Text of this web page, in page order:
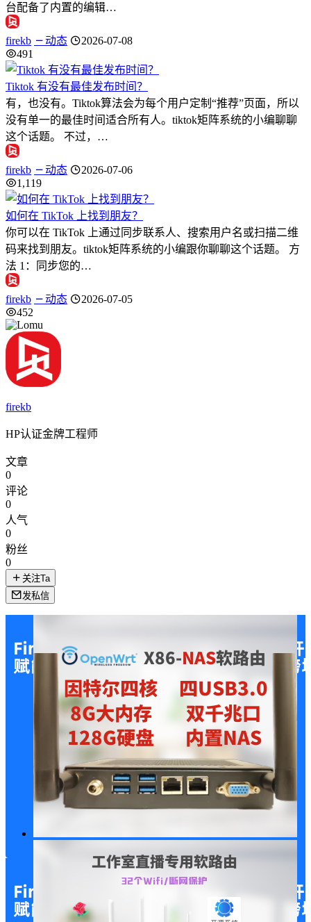
台配备了内置的编辑…
firekb 动态
2026-07-08
491
Tiktok 有没有最佳发布时间？
有，也没有。Tiktok算法会为每个用户定制“推荐”页面，所以
没有单一的最佳时间适合所有人。tiktok矩阵系统的小编聊聊
这个话题。 不过，…
firekb 动态
2026-07-06
1,119
如何在 TikTok 上找到朋友？
你可以在 TikTok 上通过同步联系人、搜索用户名或扫描二维
码来找到朋友。tiktok矩阵系统的小编跟你聊聊这个话题。 方
法 1：同步您的…
firekb 动态
2026-07-05
452
firekb
HP认证金牌工程师
文章
0
评论
0
人气
0
粉丝
0
关注Ta
发私信